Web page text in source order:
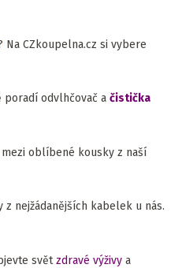
Na CZkoupelna.cz si vybere
odvlhčovač a čistička
oblíbené kousky z naší
z nejžádanějších kabelek u nás.
světzdravé výživy a